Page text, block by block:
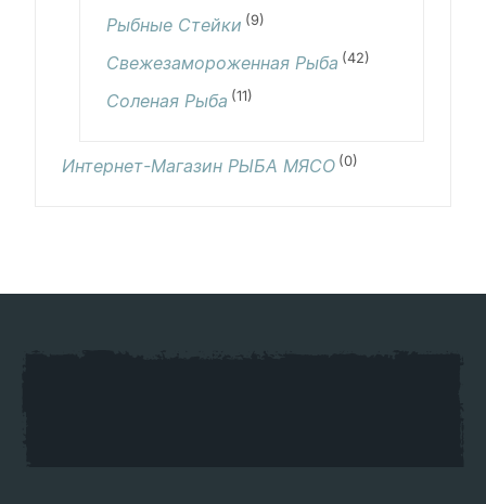
Рыбные Стейки (9)
Свежезамороженная Рыба (42)
Соленая Рыба (11)
Интернет-Магазин РЫБА МЯСО (0)